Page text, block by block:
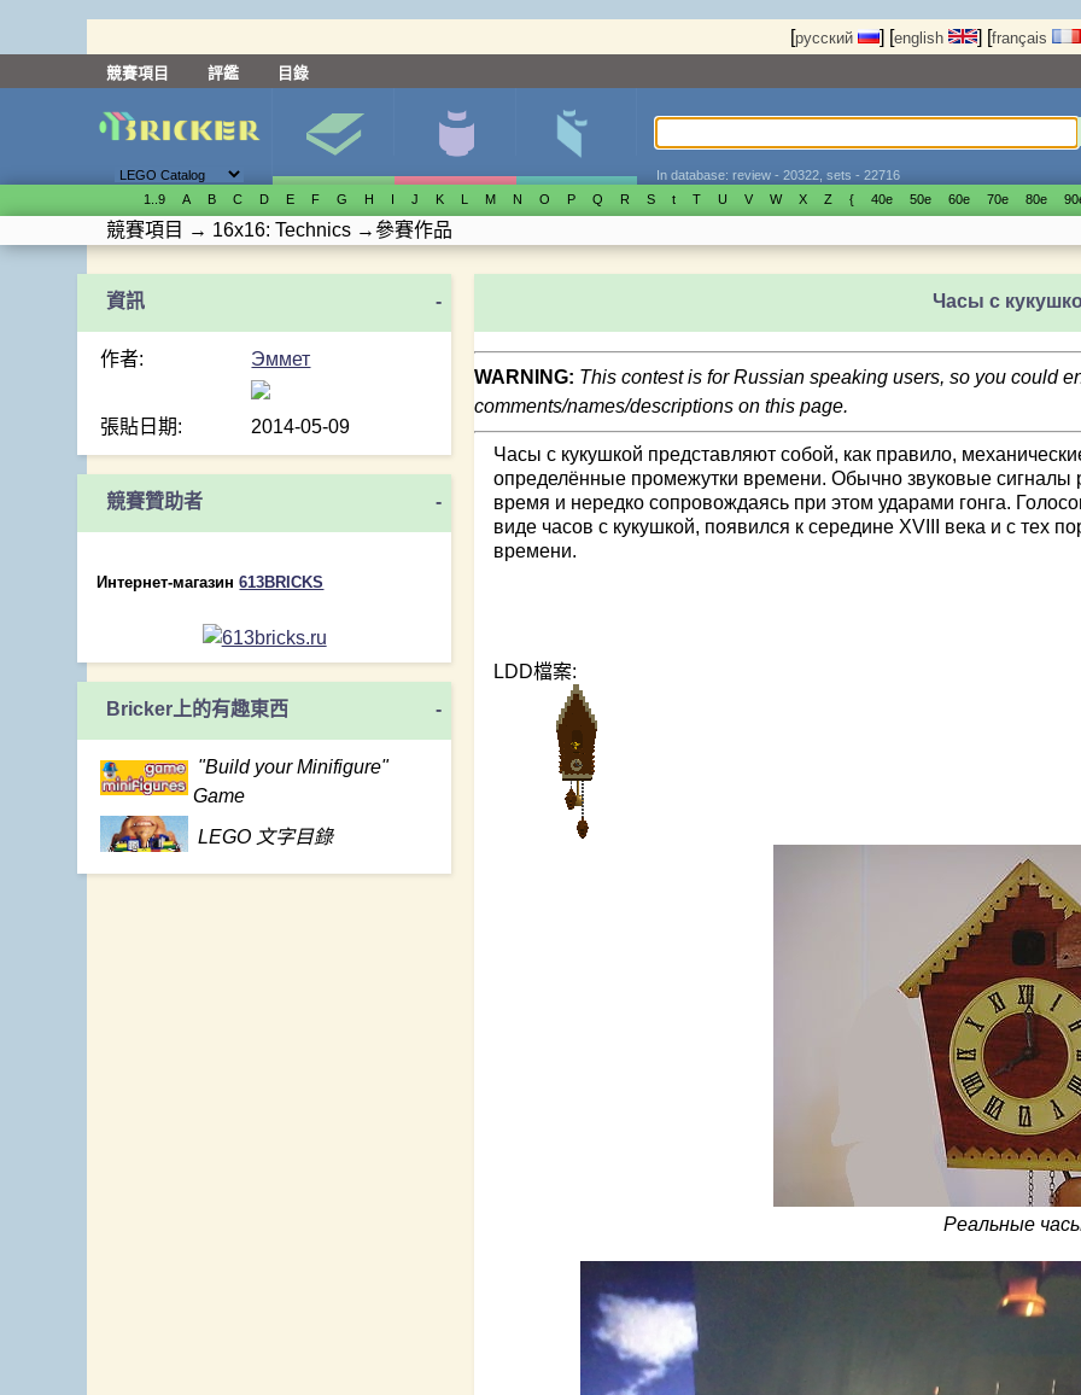
[русский ] [english ] [français
競賽項目
評鑑 目錄
In database: review - 20322, sets - 22716
1..9
A B C D E F G H I J K L M N O P Q R S t T U V W X Z { 40е 50е 60е 70е 80е
競賽項目 → 16x16: Technics →參賽作品
-
作者: Эммет
張貼日期: 2014-05-09
競賽贊助者 -
Интернет-магазин613BRICKS
Bricker上的有趣東西 -
"Build your Minifigure"
Game
LEGO 文字目錄
Часы с
WARNING: This contest is for Russian speaking users, so you could
comments/names/descriptions on this page.
Часы с кукушкой представляют собой, как правило,
определённые промежутки времени. Обычно звуковые сигналы
время и нередко сопровождаясь при этом ударами гонга.
виде часов с кукушкой, появился к середине XVIII века и с тех
времени.
LDD檔案:
Реальные